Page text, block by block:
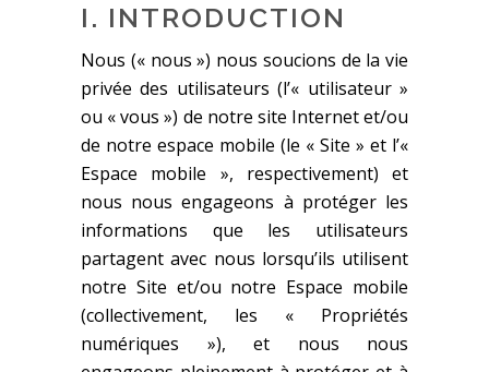
I. INTRODUCTION
Nous (« nous ») nous soucions de la vie
privée des utilisateurs (l’« utilisateur »
ou « vous ») de notre site Internet et/ou
de notre espace mobile (le « Site » et l’«
Espace mobile », respectivement) et
nous nous engageons à protéger les
informations que les utilisateurs
partagent avec nous lorsqu’ils utilisent
notre Site et/ou notre Espace mobile
(collectivement, les « Propriétés
numériques »), et nous nous